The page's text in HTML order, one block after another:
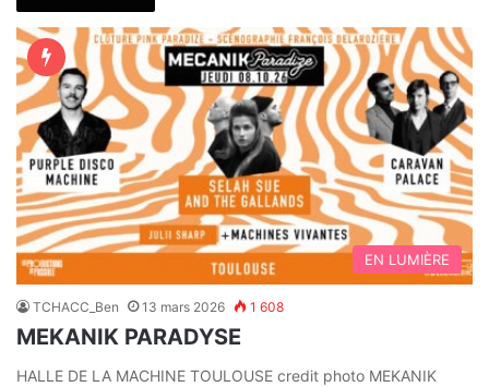
EN LUMIÈRE
TCHACC_Ben 13 mars 2026 1 608
MEKANIK PARADYSE
HALLE DE LA MACHINE TOULOUSE credit photo MEKANIK